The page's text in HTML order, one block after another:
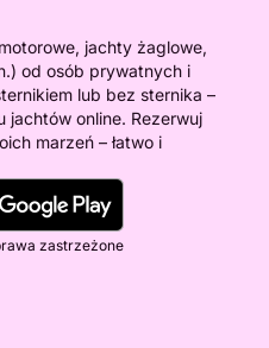
jachty żaglowe,
od osób prywatnych i
lub bez sternika –
jachtów online. Rezerwuj
marzeń – łatwo i
zastrzeżone